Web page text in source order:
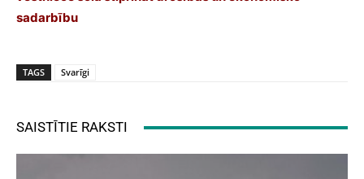
sadarbību
TAGS Svarīgi
SAISTĪTIE RAKSTI